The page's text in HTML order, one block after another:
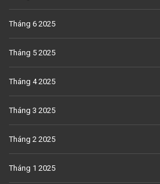
Tháng 6 2025
Tháng 5 2025
Tháng 4 2025
Tháng 3 2025
Tháng 2 2025
Tháng 1 2025